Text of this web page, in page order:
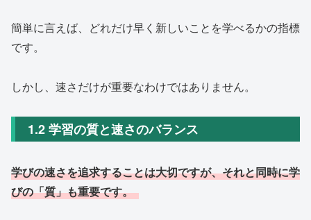
簡単に言えば、どれだけ早く新しいことを学べるかの指標
です。
しかし、速さだけが重要なわけではありません。
1.2 学習の質と速さのバランス
学びの速さを追求することは大切ですが、それと同時に学
びの「質」も重要です。